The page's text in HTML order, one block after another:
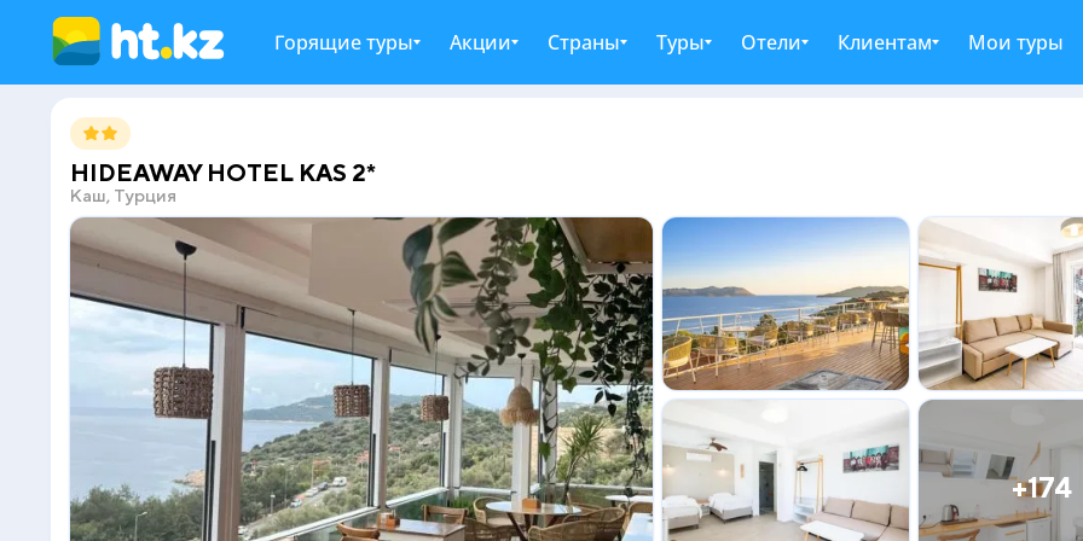
Горящие туры Акции Страны Туры Отели Клиентам Мои туры
HIDEAWAY HOTEL KAS 2*
Каш, Турция
+174